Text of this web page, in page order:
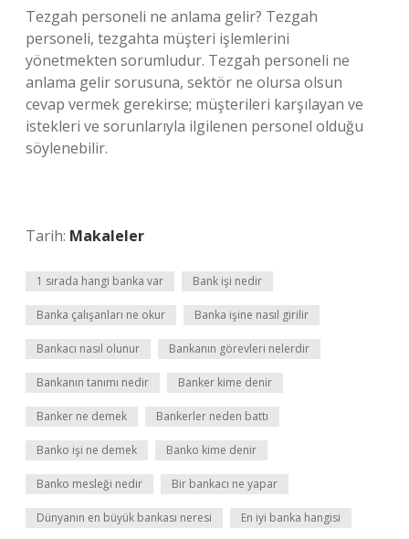
Tezgah personeli ne anlama gelir? Tezgah
personeli, tezgahta müşteri işlemlerini
yönetmekten sorumludur. Tezgah personeli ne
anlama gelir sorusuna, sektör ne olursa olsun
cevap vermek gerekirse; müşterileri karşılayan ve
istekleri ve sorunlarıyla ilgilenen personel olduğu
söylenebilir.
Tarih: Makaleler
1 sırada hangi banka var Bank işi nedir
Banka çalışanları ne okur Banka işine nasıl girilir
Bankacı nasıl olunur Bankanın görevleri nelerdir
Bankanın tanımı nedir Banker kime denir
Banker ne demek Bankerler neden battı
Banko işi ne demek Banko kime denir
Banko mesleği nedir Bir bankacı ne yapar
Dünyanın en büyük bankası neresi En iyi banka hangisi